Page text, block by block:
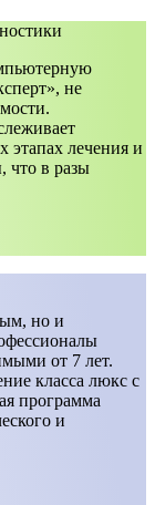
не
этапах лечения и
что в разы
но и
от 7 лет.
класса люкс с
программа
и